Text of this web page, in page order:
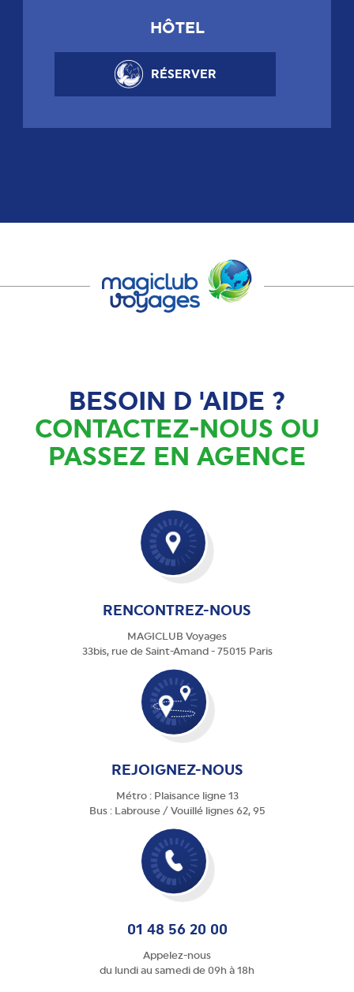
HÔTEL
RÉSERVER
BESOIN D 'AIDE ?
CONTACTEZ-NOUS OU
PASSEZ EN AGENCE
RENCONTREZ-NOUS
MAGICLUB Voyages
33bis, rue de Saint-Amand - 75015 Paris
REJOIGNEZ-NOUS
Métro : Plaisance ligne 13
Bus : Labrouse / Vouillé lignes 62, 95
01 48 56 20 00
Appelez-nous
du lundi au samedi de 09h à 18h